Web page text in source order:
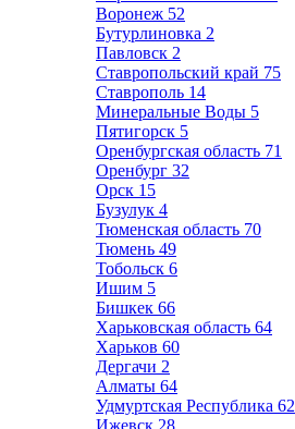
Воронеж 52
Бутурлиновка 2
Павловск 2
Ставропольский край 75
Ставрополь 14
Минеральные Воды 5
Пятигорск 5
Оренбургская область 71
Оренбург 32
Орск 15
Бузулук 4
Тюменская область 70
Тюмень 49
Тобольск 6
Ишим 5
Бишкек 66
Харьковская область 64
Харьков 60
Дергачи 2
Алматы 64
Удмуртская Республика 62
Ижевск 28